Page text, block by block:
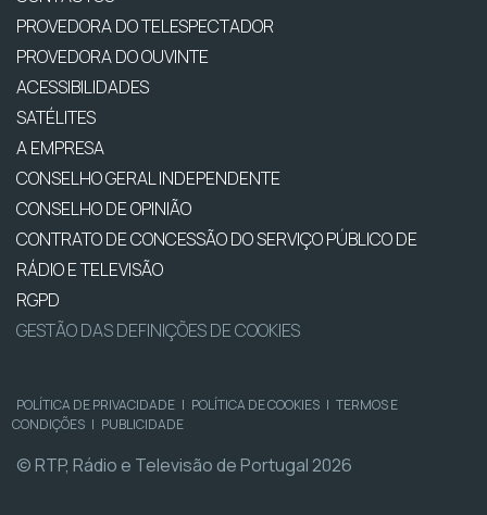
PROVEDORA DO TELESPECTADOR
PROVEDORA DO OUVINTE
ACESSIBILIDADES
SATÉLITES
A EMPRESA
CONSELHO GERAL INDEPENDENTE
CONSELHO DE OPINIÃO
CONTRATO DE CONCESSÃO DO SERVIÇO PÚBLICO DE
RÁDIO E TELEVISÃO
RGPD
GESTÃO DAS DEFINIÇÕES DE COOKIES
POLÍTICA DE PRIVACIDADE | POLÍTICA DE COOKIES | TERMOS E
CONDIÇÕES | PUBLICIDADE
© RTP, Rádio e Televisão de Portugal 2026